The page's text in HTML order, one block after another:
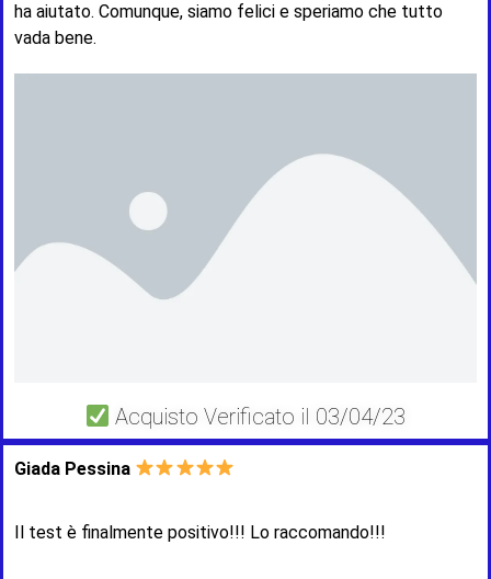
ha aiutato. Comunque, siamo felici e speriamo che tutto
vada bene.
Acquisto Verificato il 03/04/23
Giada Pessina
Il test è finalmente positivo!!! Lo raccomando!!!